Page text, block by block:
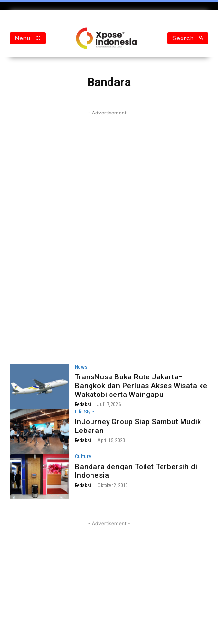
Menu Search
Bandara
- Advertisement -
News
TransNusa Buka Rute Jakarta–
Bangkok dan Perluas Akses Wisata ke
Wakatobi serta Waingapu
Redaksi - Juli 7, 2026
Life Style
InJourney Group Siap Sambut Mudik
Lebaran
Redaksi - April 15, 2023
Culture
Bandara dengan Toilet Terbersih di
Indonesia
Redaksi - Oktober 2, 2013
- Advertisement -